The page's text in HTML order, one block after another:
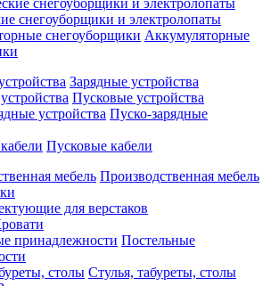
снегоуборщики и электролопаты
Аккумуляторные
Зарядные устройства
Пусковые устройства
Пуско-зарядные
Пусковые кабели
Производственная мебель
для верстаков
Постельные
Стулья, табуреты, столы